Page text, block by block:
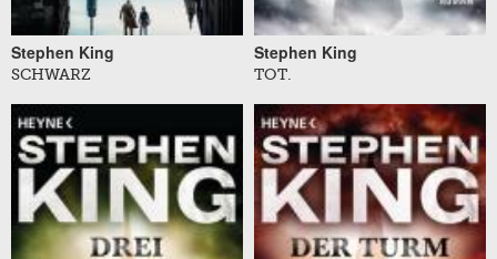
Stephen King
SCHWARZ
Stephen King
TOT.